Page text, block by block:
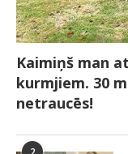
Kaimiņš man
kurmjiem. 30
netraucēs!